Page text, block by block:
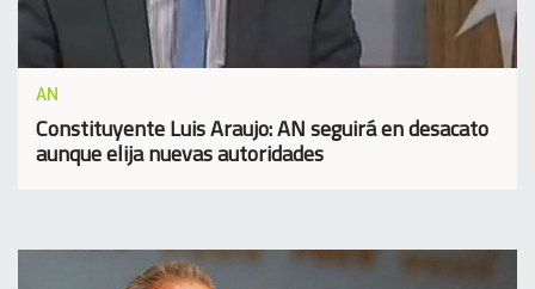
AN
Constituyente Luis Araujo: AN seguirá en desacato
aunque elija nuevas autoridades